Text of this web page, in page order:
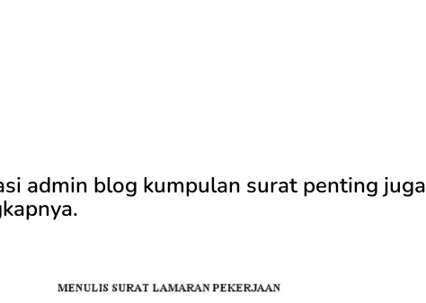
admin blog kumpulan surat penting juga